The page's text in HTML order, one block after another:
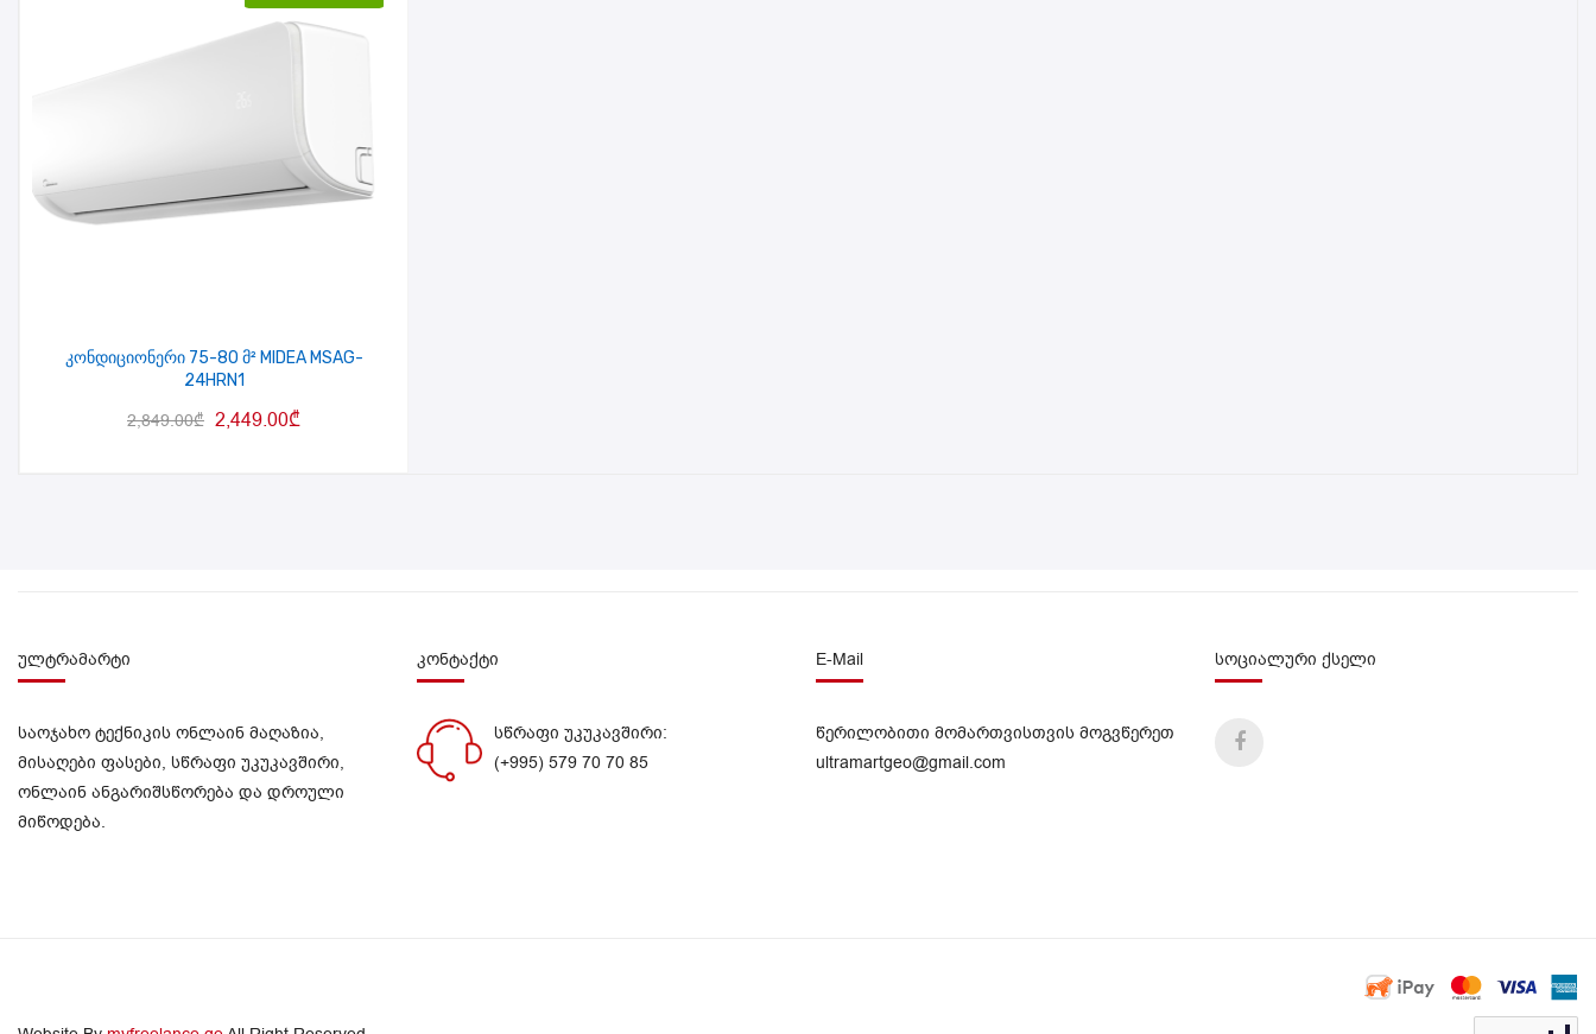
კონდიციონერი 75-80 მ² MIDEA MSAG-
24HRN1
2,849.00₾ 2,449.00₾
ულტრამარტი
საოჯახო ტექნიკის ონლაინ მაღაზია,
მისაღები ფასები, სწრაფი უკუკავშირი,
ონლაინ ანგარიშსწორება და დროული
მიწოდება.
კონტაქტი
სწრაფი უკუკავშირი:
(+995) 579 70 70 85
E-Mail
წერილობითი მომართვისთვის მოგვწერეთ
ultramartgeo@gmail.com
სოციალური ქსელი